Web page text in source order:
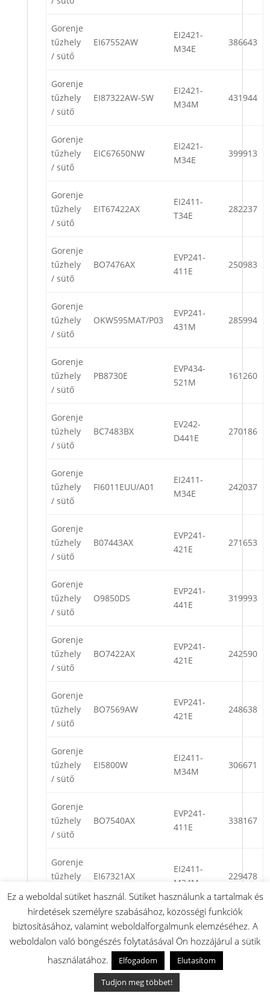
Gorenje
tűzhely
/ sütő
EI67552AW
EI2421-
M34E
386643
Gorenje
tűzhely
/ sütő
EI87322AW-SW
EI2421-
M34M
431944
Gorenje
tűzhely
/ sütő
EIC67650NW
EI2421-
M34E
399913
Gorenje
tűzhely
/ sütő
EIT67422AX
EI2411-
T34E
282237
Gorenje
tűzhely
/ sütő
BO7476AX
EVP241-
411E
250983
Gorenje
tűzhely
/ sütő
OKW595MAT/P03
EVP241-
431M
285994
Gorenje
tűzhely
/ sütő
PB8730E
EVP434-
521M
161260
Gorenje
tűzhely
/ sütő
BC7483BX
EV242-
D441E
270186
Gorenje
tűzhely
/ sütő
FI6011EUU/A01
EI2411-
M34E
242037
Gorenje
tűzhely
/ sütő
B07443AX
EVP241-
421E
271653
Gorenje
tűzhely
/ sütő
O9850DS
EVP241-
441E
319993
Gorenje
tűzhely
/ sütő
BO7422AX
EVP241-
421E
242590
Gorenje
tűzhely
/ sütő
BO7569AW
EVP241-
421E
248638
Gorenje
tűzhely
/ sütő
EI5800W
EI2411-
M34M
306671
Gorenje
tűzhely
/ sütő
BO7540AX
EVP241-
411E
338167
Gorenje
tűzhely
/ sütő
EI67321AX
EI2411-
M34M
229478
Gorenje
tűzhely
/ sütő
BO7569AB
EVP241-
421E
248639
BO7476AB GOR
411E
Ez a weboldal sütiket használ. Sütiket használunk a tartalmak és
hirdetések személyre szabásához, közösségi funkciók
biztosításához, valamint weboldalforgalmunk elemzéséhez. A
weboldalon való böngészés folytatásával Ön hozzájárul a sütik
használatához.
Elfogadom
Elutasítom
Tudjon meg többet!